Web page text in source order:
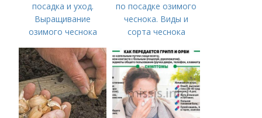
посадка и уход.
Выращивание
озимого чеснока
по посадке озимого
чеснока. Виды и
сорта чеснока